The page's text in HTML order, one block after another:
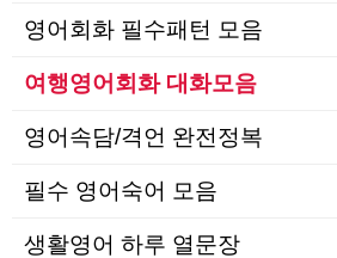
영어회화 필수패턴 모음
여행영어회화 대화모음
영어속담/격언 완전정복
필수 영어숙어 모음
생활영어 하루 열문장